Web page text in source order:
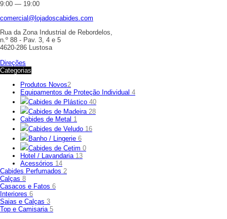
9:00 — 19:00
comercial@lojadoscabides.com
Rua da Zona Industrial de Rebordelos,
n.º 88 - Pav. 3, 4 e 5
4620-286 Lustosa
Direções
Categorias
Produtos Novos2
Equipamentos de Proteção Individual 4
Cabides de Plástico 40
Cabides de Madeira 28
Cabides de Metal 1
Cabides de Veludo 16
Banho / Lingerie 6
Cabides de Cetim 0
Hotel / Lavandaria 13
Acessórios 14
Cabides Perfumados 2
Calças 8
Casacos e Fatos 6
Interiores 6
Saias e Calças 3
Top e Camisaria 5